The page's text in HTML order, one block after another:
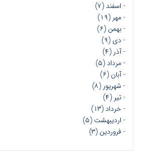
- اسفند (۷)
-مهر (۱۹)
-بهمن (۶)
- دی (۹)
-آذر (۴)
-مرداد (۵)
-آبان (۶)
- شهریور (۸)
-تیر (۴)
- خرداد (۱۳)
- اردیبهشت (۵)
- فروردین (۳)